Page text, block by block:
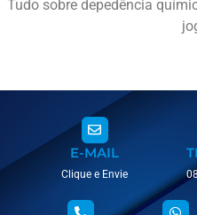
Tudo sobre depedência
E-MAIL
Clique e Envie